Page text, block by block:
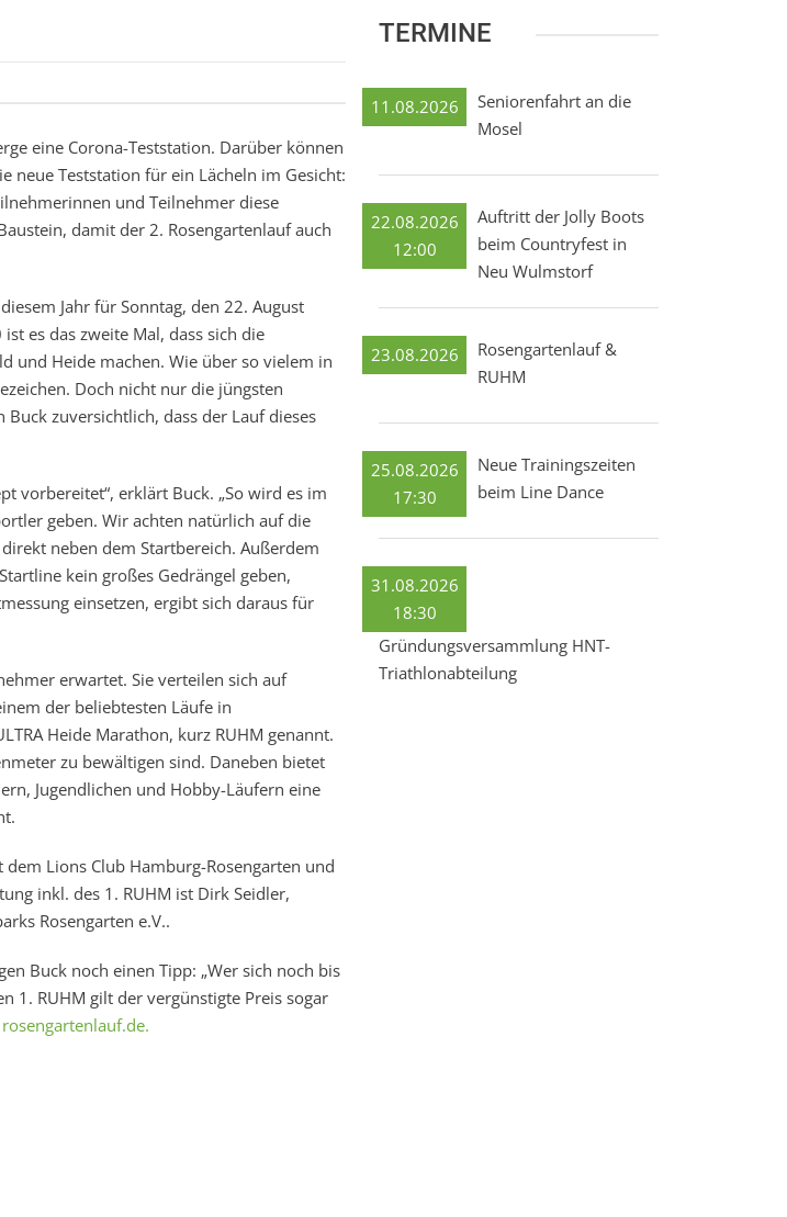
eine Corona-Teststation. Darüber können
neue Teststation für ein Lächeln im Gesicht:
und Teilnehmer diese
damit der 2. Rosengartenlauf auch
Jahr für Sonntag, den 22. August
es das zweite Mal, dass sich die
und Heide machen. Wie über so vielem in
Doch nicht nur die jüngsten
zuversichtlich, dass der Lauf dieses
vorbereitet“, erklärt Buck. „So wird es im
geben. Wir achten natürlich auf die
neben dem Startbereich. Außerdem
kein großes Gedrängel geben,
einsetzen, ergibt sich daraus für
erwartet. Sie verteilen sich auf
der beliebtesten Läufe in
Heide Marathon, kurz RUHM genannt.
zu bewältigen sind. Daneben bietet
Jugendlichen und Hobby-Läufern eine
Lions Club Hamburg-Rosengarten und
inkl. des 1. RUHM ist Dirk Seidler,
Rosengarten e.V..
Buck noch einen Tipp: „Wer sich noch bis
1. RUHM gilt der vergünstigte Preis sogar
rosengartenlauf.de.
TERMINE
11.08.2026
Seniorenfahrt an die
Mosel
22.08.2026
12:00
Auftritt der Jolly Boots
beim Countryfest in
Neu Wulmstorf
23.08.2026
Rosengartenlauf &
RUHM
25.08.2026
17:30
Neue Trainingszeiten
beim Line Dance
31.08.2026
18:30
Gründungsversammlung HNT-
Triathlonabteilung